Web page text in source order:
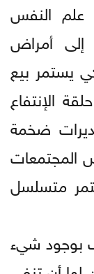
علم النفس
إلى أمراض
يستمر بيع
الإنتفاع
ضخمة
المجتمعات
متسلسل
بوجود شيء